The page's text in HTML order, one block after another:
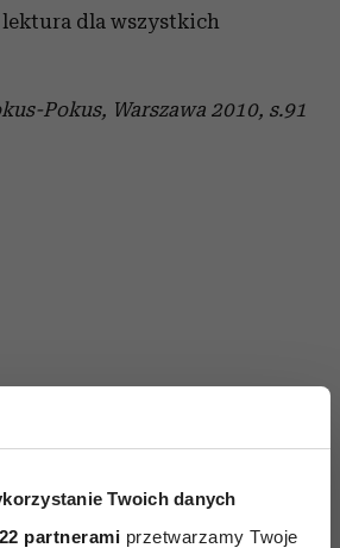
Twoich danych
partnerami przetwarzamy Twoje
lektura dla wszystkich
Pokus, Warszawa 2010, s.91